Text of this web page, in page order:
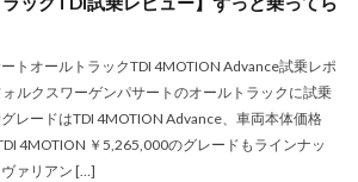
トオールトラックTDI 4MOTION Advance試乗レポ
ルクスワーゲンパサートのオールトラックに試乗
レードはTDI 4MOTION Advance、車両本体価格
4MOTION ￥5,265,000のグレードもラインナッ
ァリアン […]